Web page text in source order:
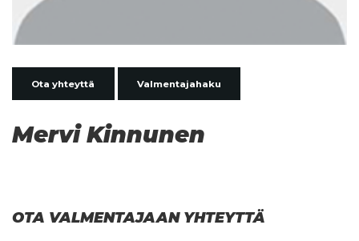
Ota yhteyttä Valmentajahaku
Mervi Kinnunen
OTA VALMENTAJAAN YHTEYTTÄ